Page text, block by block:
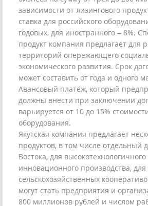
зависимости от лизингового
ставка для российского
годовых, для иностранного – 8%.
продукт компания предлагает для
территорий опережающего
экономического развития. Срок
может составить от года и одного
Авансовый платёж, который
должны внести при заключении
варьируется от 10 до 15%
оборудования.
Якутская компания предлагает
продуктов, в том числе отдельный
Востока, для высокотехнологичного
инновационного производства, для
сельскохозяйственных
могут стать предприятия и
800 миллионов рублей и числом